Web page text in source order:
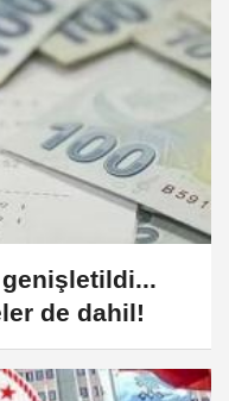
de dahil!